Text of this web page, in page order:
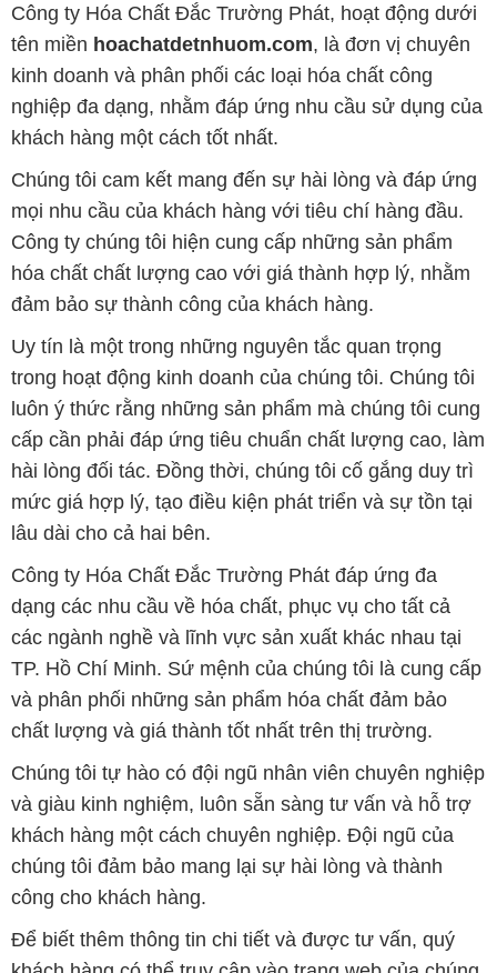
Công ty Hóa Chất Đắc Trường Phát, hoạt động dưới
tên miền hoachatdetnhuom.com, là đơn vị chuyên
kinh doanh và phân phối các loại hóa chất công
nghiệp đa dạng, nhằm đáp ứng nhu cầu sử dụng của
khách hàng một cách tốt nhất.
Chúng tôi cam kết mang đến sự hài lòng và đáp ứng
mọi nhu cầu của khách hàng với tiêu chí hàng đầu.
Công ty chúng tôi hiện cung cấp những sản phẩm
hóa chất chất lượng cao với giá thành hợp lý, nhằm
đảm bảo sự thành công của khách hàng.
Uy tín là một trong những nguyên tắc quan trọng
trong hoạt động kinh doanh của chúng tôi. Chúng tôi
luôn ý thức rằng những sản phẩm mà chúng tôi cung
cấp cần phải đáp ứng tiêu chuẩn chất lượng cao, làm
hài lòng đối tác. Đồng thời, chúng tôi cố gắng duy trì
mức giá hợp lý, tạo điều kiện phát triển và sự tồn tại
lâu dài cho cả hai bên.
Công ty Hóa Chất Đắc Trường Phát đáp ứng đa
dạng các nhu cầu về hóa chất, phục vụ cho tất cả
các ngành nghề và lĩnh vực sản xuất khác nhau tại
TP. Hồ Chí Minh. Sứ mệnh của chúng tôi là cung cấp
và phân phối những sản phẩm hóa chất đảm bảo
chất lượng và giá thành tốt nhất trên thị trường.
Chúng tôi tự hào có đội ngũ nhân viên chuyên nghiệp
và giàu kinh nghiệm, luôn sẵn sàng tư vấn và hỗ trợ
khách hàng một cách chuyên nghiệp. Đội ngũ của
chúng tôi đảm bảo mang lại sự hài lòng và thành
công cho khách hàng.
Để biết thêm thông tin chi tiết và được tư vấn, quý